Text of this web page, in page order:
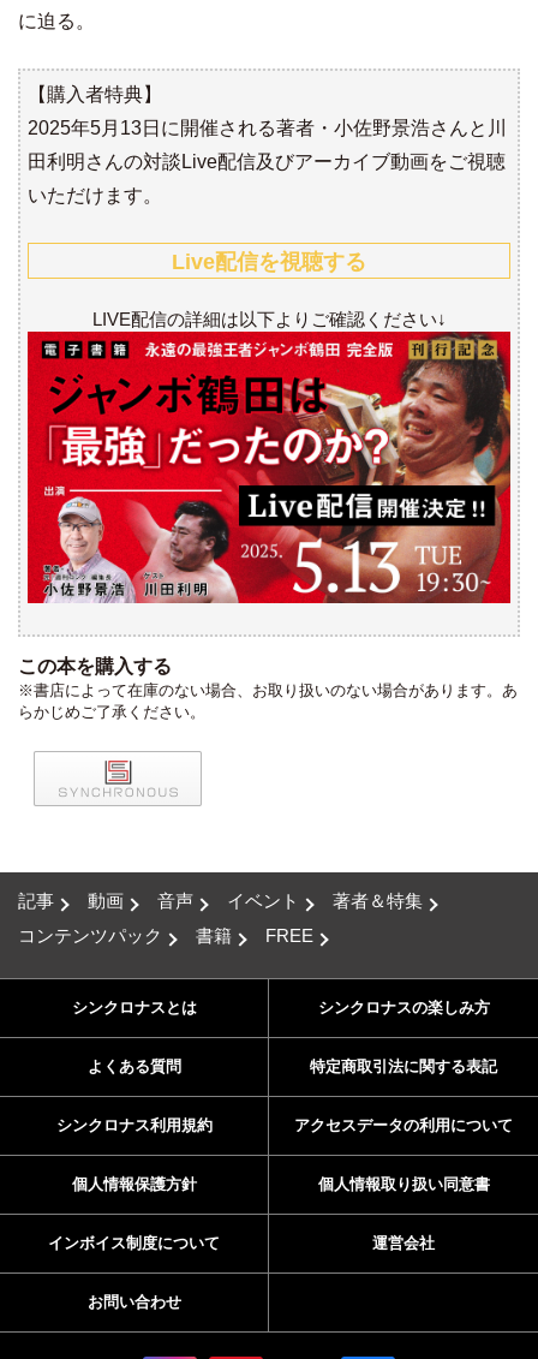
に迫る。
【購入者特典】
2025年5月13日に開催される著者・小佐野景浩さんと川
田利明さんの対談Live配信及びアーカイブ動画をご視聴
いただけます。
Live配信を視聴する
LIVE配信の詳細は以下よりご確認ください↓
この本を購入する
※書店によって在庫のない場合、お取り扱いのない場合があります。あ
らかじめご了承ください。
記事 動画 音声 イベント
著者＆特集
コンテンツパック
書籍 FREE
シンクロナスとは シンクロナスの楽しみ方
よくある質問 特定商取引法に関する表記
シンクロナス利用規約 アクセスデータの利用について
個人情報保護方針 個人情報取り扱い同意書
インボイス制度について 運営会社
お問い合わせ